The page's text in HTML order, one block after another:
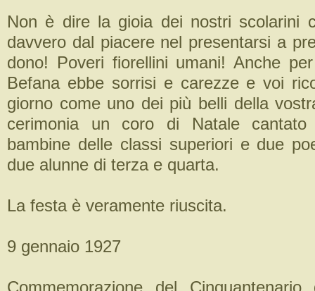
Non è dire la gioia dei nostri scolarini
davvero dal piacere nel presentarsi a
dono! Poveri fiorellini umani! Anche
Befana ebbe sorrisi e carezze e voi
giorno come uno dei più belli della
cerimonia un coro di Natale
bambine delle classi superiori e due
due alunne di terza e quarta.
La festa è veramente riuscita.
9 gennaio 1927
Commemorazione del